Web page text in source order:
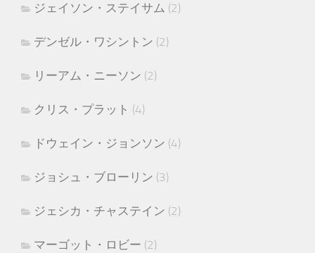
ジェイソン・ステイサム (2)
デンゼル・ワシントン (2)
リーアム・ニーソン (2)
クリス・プラット (4)
ドウェイン・ジョンソン (4)
ジョシュ・ブローリン (3)
ジェシカ・チャステイン (2)
マーゴット・ロビー (2)